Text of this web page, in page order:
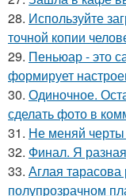
28. Используйте
точной копии
29. Пеньюар - это
формирует
30. Одиночное.
сделать фото в
31. Не меняй
32. Финал. Я
33. Аглая
полупрозрачном